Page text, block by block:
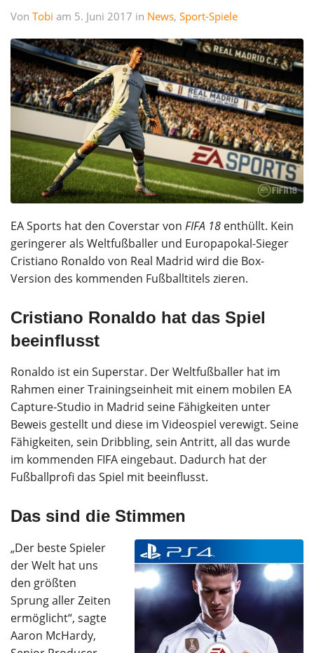
Von Tobi am 5. Juni 2017 in News, Sport-Spiele
EA Sports hat den Coverstar von FIFA 18 enthüllt. Kein
geringerer als Weltfußballer und Europapokal-Sieger
Cristiano Ronaldo von Real Madrid wird die Box-
Version des kommenden Fußballtitels zieren.
Cristiano Ronaldo hat das Spiel
beeinflusst
Ronaldo ist ein Superstar. Der Weltfußballer hat im
Rahmen einer Trainingseinheit mit einem mobilen EA
Capture-Studio in Madrid seine Fähigkeiten unter
Beweis gestellt und diese im Videospiel verewigt. Seine
Fähigkeiten, sein Dribbling, sein Antritt, all das wurde
im kommenden FIFA eingebaut. Dadurch hat der
Fußballprofi das Spiel mit beeinflusst.
Das sind die Stimmen
„Der beste Spieler
der Welt hat uns
den größten
Sprung aller Zeiten
ermöglicht“, sagte
Aaron McHardy,